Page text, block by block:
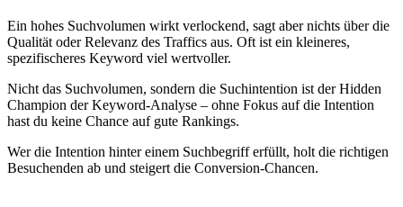
Ein hohes Suchvolumen wirkt verlockend, sagt aber nichts über die
Qualität oder Relevanz des Traffics aus. Oft ist ein kleineres,
spezifischeres Keyword viel wertvoller.
Nicht das Suchvolumen, sondern die Suchintention ist der Hidden
Champion der Keyword-Analyse – ohne Fokus auf die Intention
hast du keine Chance auf gute Rankings.
Wer die Intention hinter einem Suchbegriff erfüllt, holt die richtigen
Besuchenden ab und steigert die Conversion-Chancen.